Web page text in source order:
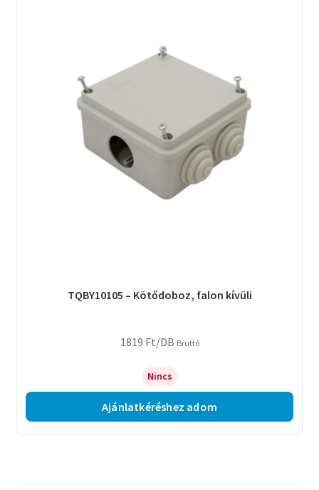
TQBY10105 – Kötődoboz, falon kívüli
1819 Ft/DB Bruttó
Nincs
Ajánlatkéréshez adom